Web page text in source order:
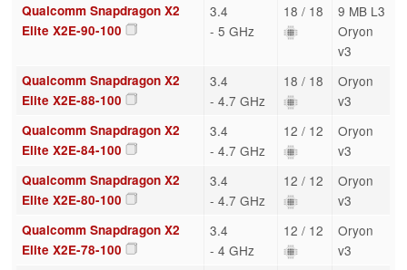
Qualcomm Snapdragon X2
Elite X2E-90-100
3.4
- 5 GHz
18 / 18
9 MB L3
Oryon
v3
Qualcomm Snapdragon X2
Elite X2E-88-100
3.4
- 4.7 GHz
18 / 18
Oryon
v3
Qualcomm Snapdragon X2
Elite X2E-84-100
3.4
- 4.7 GHz
12 / 12
Oryon
v3
Qualcomm Snapdragon X2
Elite X2E-80-100
3.4
- 4.7 GHz
12 / 12
Oryon
v3
Qualcomm Snapdragon X2
Elite X2E-78-100
3.4
- 4 GHz
12 / 12
Oryon
v3